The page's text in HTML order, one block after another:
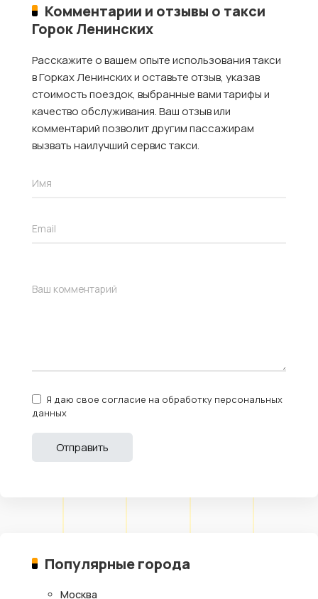
Комментарии и отзывы о такси
Горок Ленинских
Расскажите о вашем опыте использования такси
в Горках Ленинских и оставьте отзыв, указав
стоимость поездок, выбранные вами тарифы и
качество обслуживания. Ваш отзыв или
комментарий позволит другим пассажирам
вызвать наилучший сервис такси.
Я даю свое согласие на обработку персональных
данных
Популярные города
Москва